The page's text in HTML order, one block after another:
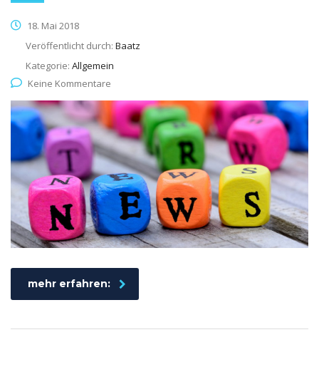
18. Mai 2018
Veröffentlicht durch: Baatz
Kategorie: Allgemein
Keine Kommentare
mehr erfahren: